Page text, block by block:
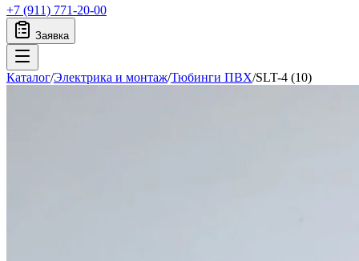
+7 (911) 771-20-00
Заявка
Каталог/Электрика и монтаж/Тюбинги ПВХ/SLT-4 (10)